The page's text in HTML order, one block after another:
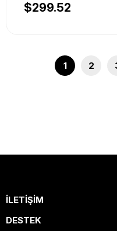
$299.52
1 2
İLETİŞİM
DESTEK